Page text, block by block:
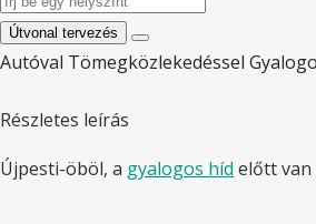
Útvonal tervezés
Autóval Tömegközlekedéssel
Részletes leírás
Újpesti-öböl, a gyalogos híd előtt